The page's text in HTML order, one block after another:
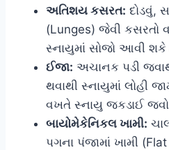
અતિશય કસરત: દોડવું,
(Lunges) જેવી કસરતો
સ્નાયુમાં સોજો આવી
ઈજા: અચાનક પડી
થવાથી સ્નાયુમાં લોહી
વખતે સ્નાયુ જકડાઈ
બાયોમેકેનિકલ ખામી:
પગના પંજામાં ખામી